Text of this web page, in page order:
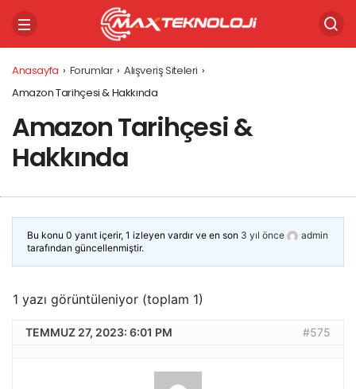
Anasayfa › Forumlar › Alışveriş Siteleri ›
Amazon Tarihçesi & Hakkında
Amazon Tarihçesi &
Hakkında
Bu konu 0 yanıt içerir, 1 izleyen vardır ve en son 3 yıl önce
admin
tarafından güncellenmiştir.
1 yazı görüntüleniyor (toplam 1)
TEMMUZ 27, 2023: 6:01 PM #575